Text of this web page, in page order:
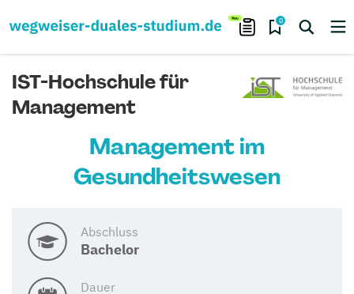
0
IST-Hochschule für
Management
Management im
Gesundheitswesen
Abschluss
Bachelor
Dauer